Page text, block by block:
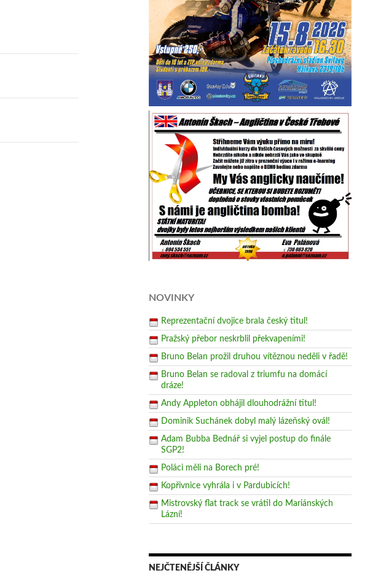
NOVINKY
Reprezentační dvojice brala český titul!
Pražský přebor neskrblil překvapeními!
Bruno Belan prožil druhou vítěznou neděli v řadě!
Bruno Belan se radoval z triumfu na domácí
dráze!
Andy Appleton obhájil dlouhodrážní titul!
Dominik Suchánek dobyl malý lázeňský ovál!
Adam Bubba Bednář si vyjel postup do finále
SGP2!
Poláci měli na Borech pré!
Kopřivnice vyhrála i v Pardubicích!
Mistrovský flat track se vrátil do Mariánských
Lázní!
NEJČTENĚJŠÍ ČLÁNKY